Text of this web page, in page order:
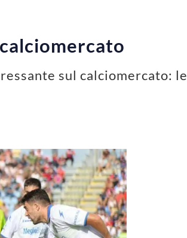
sul calciomercato: le